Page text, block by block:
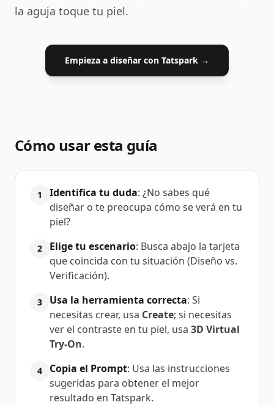
la aguja toque tu piel.
Empieza a diseñar con Tatspark →
Cómo usar esta guía
1 Identifica tu duda: ¿No sabes qué
diseñar o te preocupa cómo se verá en tu
piel?
2 Elige tu escenario: Busca abajo la tarjeta
que coincida con tu situación (Diseño vs.
Verificación).
3 Usa la herramienta correcta: Si
necesitas crear, usa Create; si necesitas
ver el contraste en tu piel, usa 3D Virtual
Try-On.
4 Copia el Prompt: Usa las instrucciones
sugeridas para obtener el mejor
resultado en Tatspark.